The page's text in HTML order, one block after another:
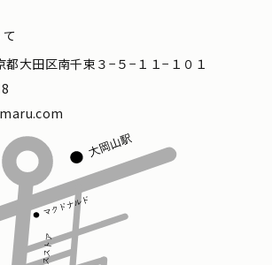
大田区南千束３−５−１１−１０１